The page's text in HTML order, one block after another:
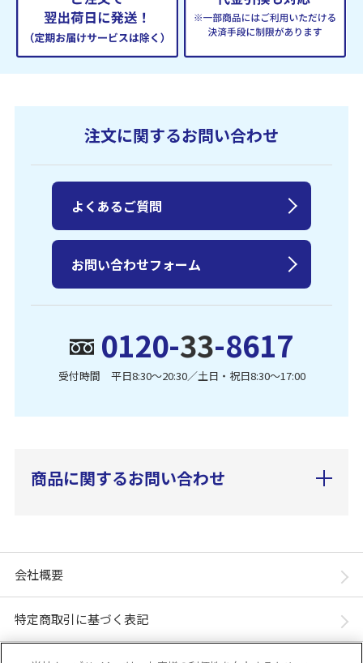
注文に関するお問い合わせ
0120-33-8617
受付時間 平日8:30〜20:30／土日・祝日8:30〜17:00
よくあるご質問
お問い合わせフォーム
商品に関するお問い合わせ
会社概要
特定商取引に基づく表記